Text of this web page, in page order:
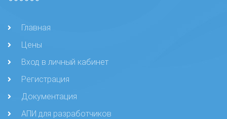
Главная
Цены
Вход в личный кабинет
Регистрация
Документация
АПИ для разработчиков